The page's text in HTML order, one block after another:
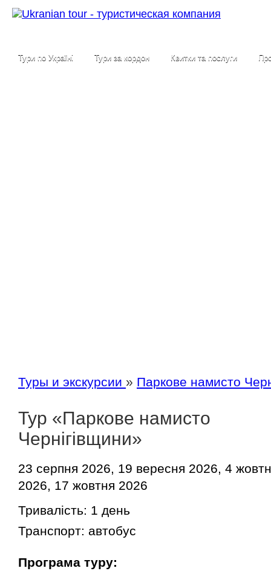
Тури по Україні Тури за кордон Квитки та послуги
Туры и экскурсии » Паркове намисто
Тур «Паркове намисто
Чернігівщини»
23 серпня 2026, 19 вересня 2026, 4
2026, 17 жовтня 2026
Тривалість: 1 день
Транспорт: автобус
Програма туру: